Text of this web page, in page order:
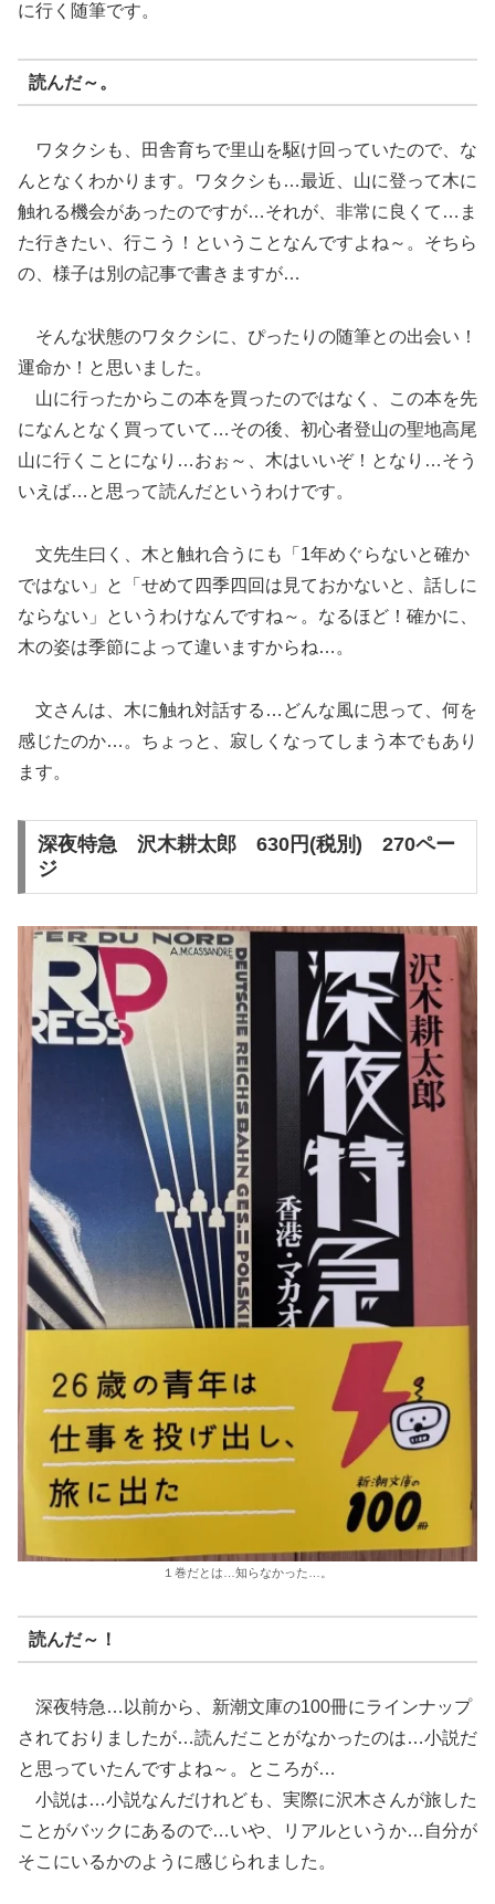
に行く随筆です。
読んだ～。
ワタクシも、田舎育ちで里山を駆け回っていたので、な
んとなくわかります。ワタクシも…最近、山に登って木に
触れる機会があったのですが…それが、非常に良くて…ま
た行きたい、行こう！ということなんですよね～。そちら
の、様子は別の記事で書きますが…
そんな状態のワタクシに、ぴったりの随筆との出会い！
運命か！と思いました。
山に行ったからこの本を買ったのではなく、この本を先
になんとなく買っていて…その後、初心者登山の聖地高尾
山に行くことになり…おぉ～、木はいいぞ！となり…そう
いえば…と思って読んだというわけです。
文先生曰く、木と触れ合うにも「1年めぐらないと確か
ではない」と「せめて四季四回は見ておかないと、話しに
ならない」というわけなんですね～。なるほど！確かに、
木の姿は季節によって違いますからね…。
文さんは、木に触れ対話する…どんな風に思って、何を
感じたのか…。ちょっと、寂しくなってしまう本でもあり
ます。
深夜特急 沢木耕太郎 630円(税別) 270ペー
ジ
１巻だとは…知らなかった…。
読んだ～！
深夜特急…以前から、新潮文庫の100冊にラインナップ
されておりましたが…読んだことがなかったのは…小説だ
と思っていたんですよね～。ところが…
小説は…小説なんだけれども、実際に沢木さんが旅した
ことがバックにあるので…いや、リアルというか…自分が
そこにいるかのように感じられました。